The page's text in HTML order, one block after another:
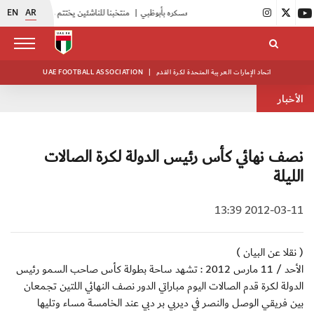
EN AR | أبيض الشباب يواصل تدريباته في معسكره بأبوظبي |
UAE FOOTBALL ASSOCIATION | اتحاد الإمارات العربية المتحدة لكرة القدم
الأخبار
نصف نهائي كأس رئيس الدولة لكرة الصالات
الليلة
2012-03-11 13:39
( نقلا عن البيان )
الأحد / 11 مارس 2012 : تشهد ساحة بطولة كأس صاحب السمو رئيس
الدولة لكرة قدم الصالات اليوم مباراتي الدور نصف النهائي اللتين تجمعان
بين فريقي الوصل والنصر في ديربي بر دبي عند الخامسة مساء وتليها